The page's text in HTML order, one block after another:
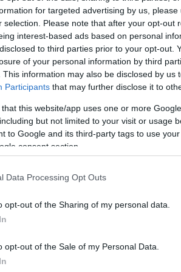
for targeted advertising by us,
selection. Please note that after your opt-out
interest-based ads based on personal
to third parties prior to your opt-out.
of your personal information by third
This information may also be disclosed by us
Participants that may further disclose it to
that this website/app uses one or more
but not limited to your visit or usage
to Google and its third-party tags to use
consent section.
Data Processing Opt Outs
opt-out of the Sharing of my personal data.
opt-out of the Sale of my Personal Data.
Comunio: la última hora de la
septiembre 2022 PorJesus Gallo |
Moreno no se ha recuperado a tiempo de su
en Cádiz. Repasamos las noticias de última
7.
Comunio: Benzema, K.O. hasta
noticias para el Real Madrid, quien pierde a
durante unas semanas por una lesión
5.